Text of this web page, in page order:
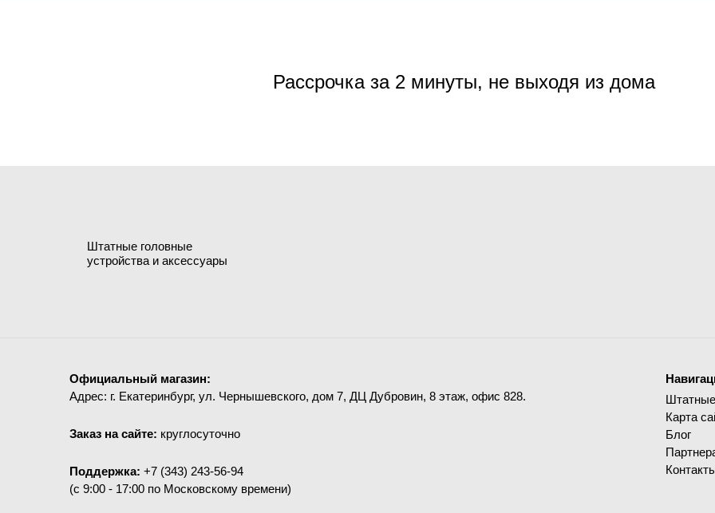
Рассрочка за 2 минуты, не выходя из дома
Штатные головные
устройства и аксессуары
Официальный магазин:
Адрес: г. Екатеринбург, ул. Чернышевского, дом 7, ДЦ Дубровин, 8 этаж, офис 828.
Заказ на сайте: круглосуточно
Поддержка: +7 (343) 243-56-94
(c 9:00 - 17:00 по Московскому времени)
Карта
Блог